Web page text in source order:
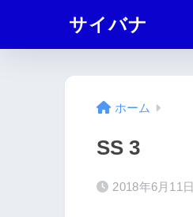
サイバナ
ホーム
SS 3
2018年6月11日